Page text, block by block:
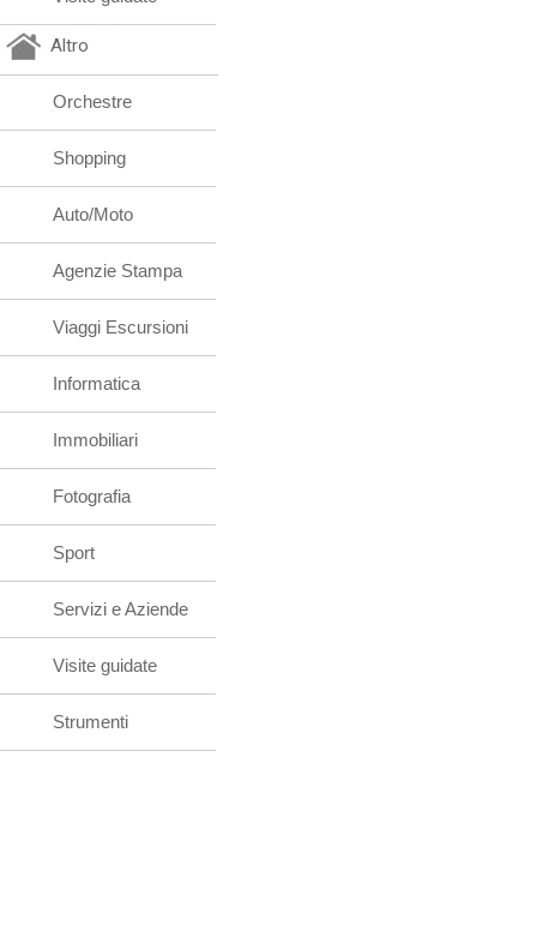
Altro
Orchestre
Shopping
Auto/Moto
Agenzie Stampa
Viaggi Escursioni
Informatica
Immobiliari
Fotografia
Sport
Servizi e Aziende
Visite guidate
Strumenti